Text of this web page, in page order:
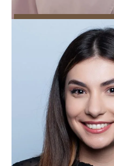
As.